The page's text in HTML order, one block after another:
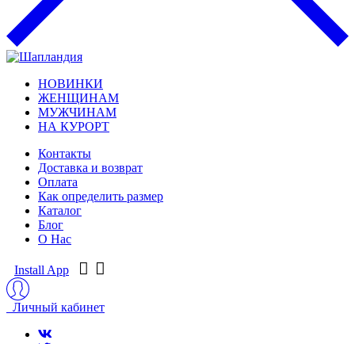
НОВИНКИ
ЖЕНЩИНАМ
МУЖЧИНАМ
НА КУРОРТ
Контакты
Доставка и возврат
Оплата
Как определить размер
Каталог
Блог
О Нас
Install App
Личный кабинет